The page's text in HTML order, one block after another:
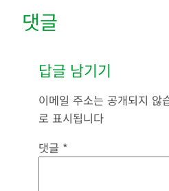
댓글
답글 남기기
이메일 주소는 공개되지 않
로 표시됩니다
댓글 *